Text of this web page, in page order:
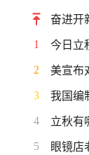
奋进开
1 今日立
2 美宣布
3 我国编
4 立秋有
5 眼镜店